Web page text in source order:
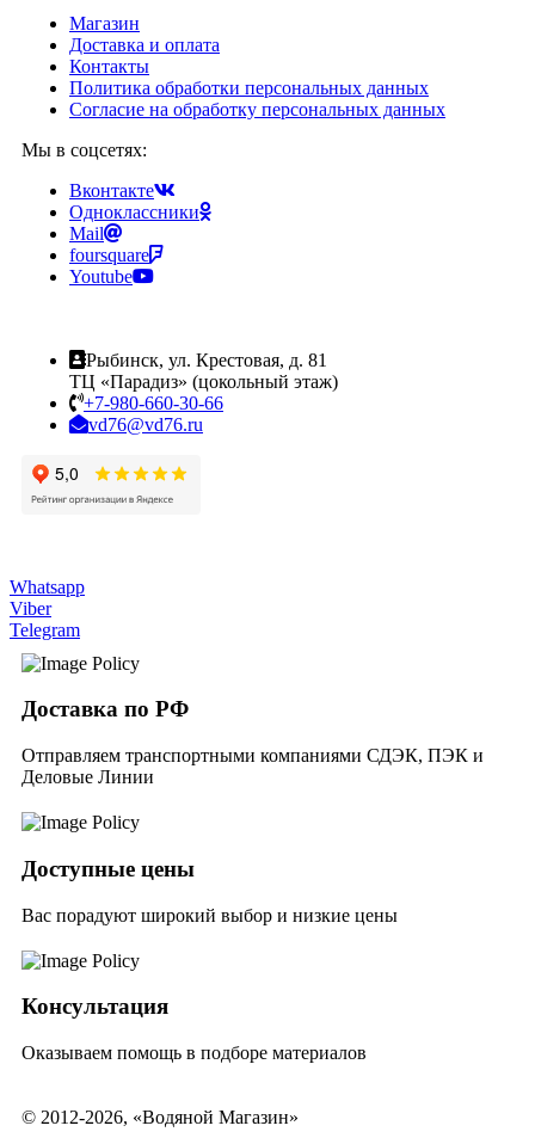
Магазин
Доставка и оплата
Контакты
Политика обработки персональных данных
Согласие на обработку персональных данных
Мы в соцсетях:
Вконтакте
Одноклассники
Mail
foursquare
Youtube
Рыбинск, ул. Крестовая, д. 81
ТЦ «Парадиз» (цокольный этаж)
+7-980-660-30-66
vd76@vd76.ru
Whatsapp
Viber
Telegram
Доставка по РФ
Отправляем транспортными компаниями СДЭК, ПЭК и
Деловые Линии
Доступные цены
Вас порадуют широкий выбор и низкие цены
Консультация
Оказываем помощь в подборе материалов
© 2012-2026, «Водяной Магазин»